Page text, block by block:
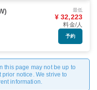
最低
¥ 32,223
料金/人
予約
this page may not be up to
notice. We strive to
information.